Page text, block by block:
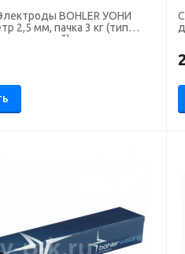
BOHLER УОНИ
(тип
основной)